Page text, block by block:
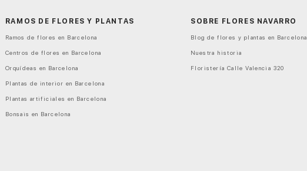
RAMOS DE FLORES Y PLANTAS
Ramos de flores en Barcelona
Centros de flores en Barcelona
Orquídeas en Barcelona
Plantas de interior en Barcelona
Plantas artificiales en Barcelona
Bonsais en Barcelona
SOBRE FLORES NAVARRO
Blog de flores y plantas en Barcelona
Nuestra historia
Floristería Calle Valencia 320